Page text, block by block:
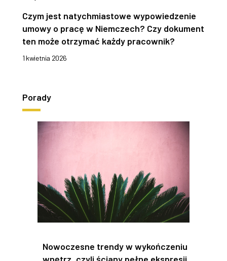
Czym jest natychmiastowe wypowiedzenie
umowy o pracę w Niemczech? Czy dokument
ten może otrzymać każdy pracownik?
1 kwietnia 2026
Porady
Nowoczesne trendy w wykończeniu